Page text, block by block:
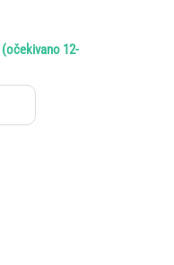
(očekivano 12-